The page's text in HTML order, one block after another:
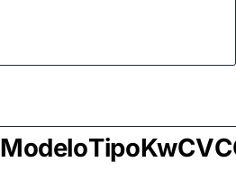
ModeloTipoKwCV